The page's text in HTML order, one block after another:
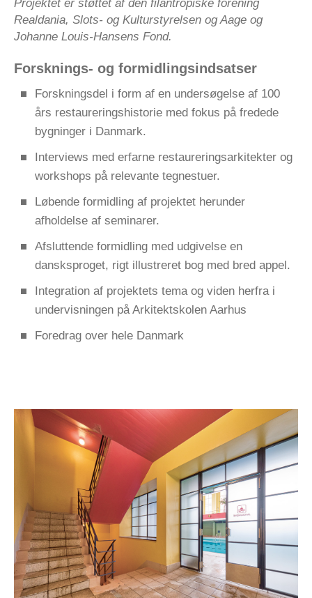
Projektet er støttet af den filantropiske forening
Realdania, Slots- og Kulturstyrelsen og Aage og
Johanne Louis-Hansens Fond.
Forsknings- og formidlingsindsatser
Forskningsdel i form af en undersøgelse af 100
års restaureringshistorie med fokus på fredede
bygninger i Danmark.
Interviews med erfarne restaureringsarkitekter og
workshops på relevante tegnestuer.
Løbende formidling af projektet herunder
afholdelse af seminarer.
Afsluttende formidling med udgivelse en
dansksproget, rigt illustreret bog med bred appel.
Integration af projektets tema og viden herfra i
undervisningen på Arkitektskolen Aarhus
Foredrag over hele Danmark